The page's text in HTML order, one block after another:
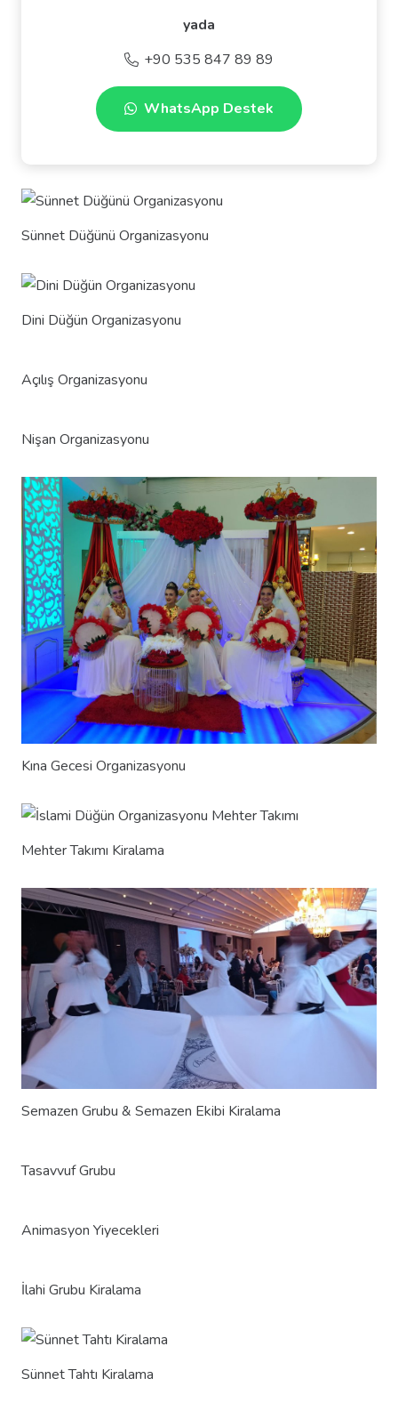
yada
+90 535 847 89 89
WhatsApp Destek
Sünnet Düğünü Organizasyonu
Dini Düğün Organizasyonu
Açılış Organizasyonu
Nişan Organizasyonu
Kına Gecesi Organizasyonu
Mehter Takımı Kiralama
Semazen Grubu & Semazen Ekibi Kiralama
Tasavvuf Grubu
Animasyon Yiyecekleri
İlahi Grubu Kiralama
Sünnet Tahtı Kiralama